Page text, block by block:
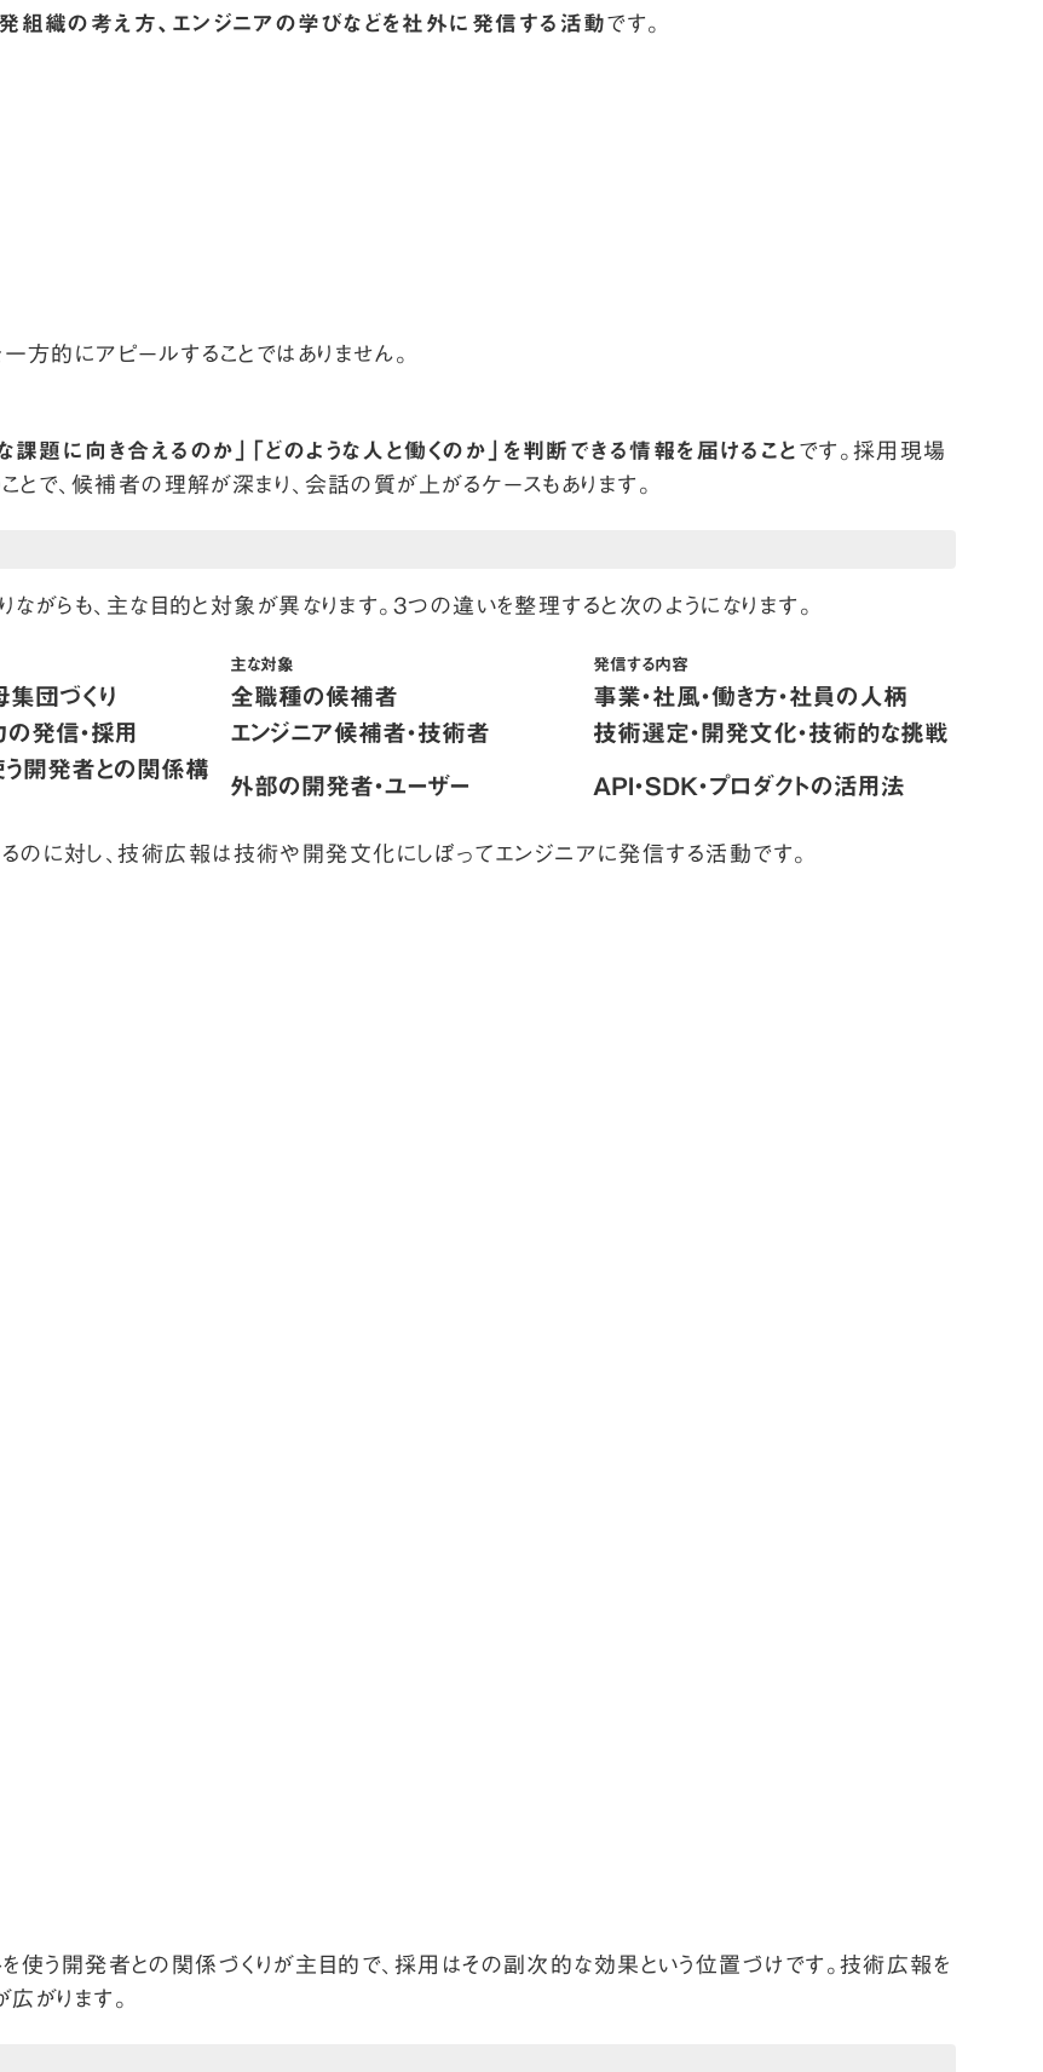
組織の考え方、エンジニアの学びなどを社外に発信する活動です。
的にアピールすることではありません。
題に向き合えるのか」「どのような人と働くのか」を判断できる情報を届けることです。採用現場
とで、候補者の理解が深まり、会話の質が上がるケースもあります。
らも、主な目的と対象が異なります。3つの違いを整理すると次のようになります。
主な対象 発信する内容
団づくり 全職種の候補者 事業・社風・働き方・社員の人柄
発信・採用 エンジニア候補者・技術者
技術選定・開発文化・技術的な挑戦
開発者との関係構 外部の開発者・ユーザー API・SDK・プロダクトの活用法
に対し、技術広報は技術や開発文化にしぼってエンジニアに発信する活動です。
う開発者との関係づくりが主目的で、採用はその副次的な効果という位置づけです。技術広報を
がります。